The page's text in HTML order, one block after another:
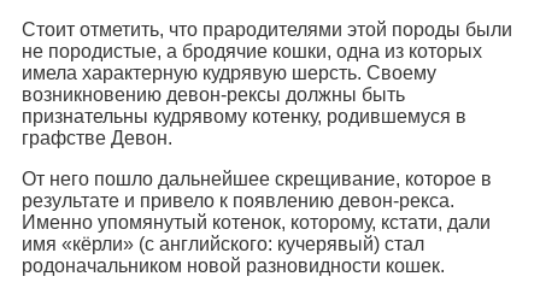
Стоит отметить, что прародителями этой породы были
не породистые, а бродячие кошки, одна из которых
имела характерную кудрявую шерсть. Своему
возникновению девон-рексы должны быть
признательны кудрявому котенку, родившемуся в
графстве Девон.
От него пошло дальнейшее скрещивание, которое в
результате и привело к появлению девон-рекса.
Именно упомянутый котенок, которому, кстати, дали
имя «кёрли» (с английского: кучерявый) стал
родоначальником новой разновидности кошек.